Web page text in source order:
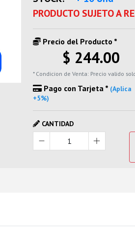
PRODUCTO SUJETO A
Precio del Producto *
$ 244.00
* Condicion de Venta: Precio valido
Pago con Tarjeta * (Aplica
+5%)
CANTIDAD